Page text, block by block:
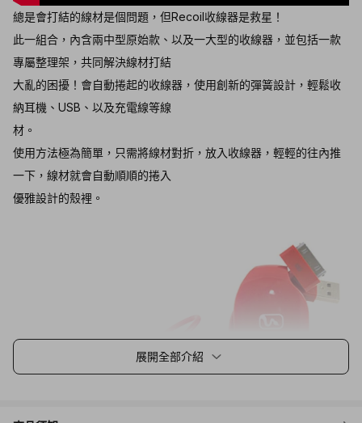
展開全部介紹
總是會打結的線材是個問題，但Recoil收線器是救星！
此一組合，內含兩中型原始款、以及一大型的收線器，並包括一款
專屬整理架，共同解決線材打結
大亂的困擾！會自動捲起的收線器，使用創新的彈簧設計，輕鬆收
納耳機、USB、以及充電線等線
材。
使用方法極為簡單，只需將線材對折，放入收線器，輕輕的往內推
一下，線材就會自動順順的捲入
優雅設計的殼裡。